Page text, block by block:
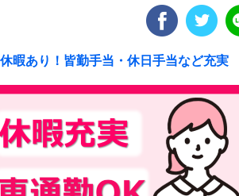
暇あり！皆勤手当・休日手当など充実